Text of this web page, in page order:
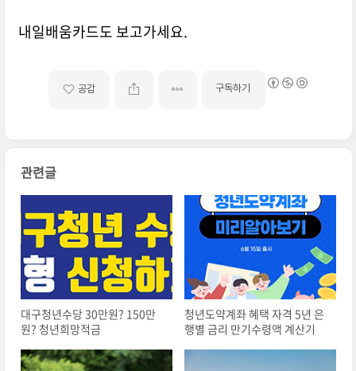
내일배움카드도 보고가세요.
공감 구독하기
관련글
대구청년수당 30만원? 150만
원? 청년희망적금
청년도약계좌 혜택 자격 5년 은
행별 금리 만기수령액 계산기